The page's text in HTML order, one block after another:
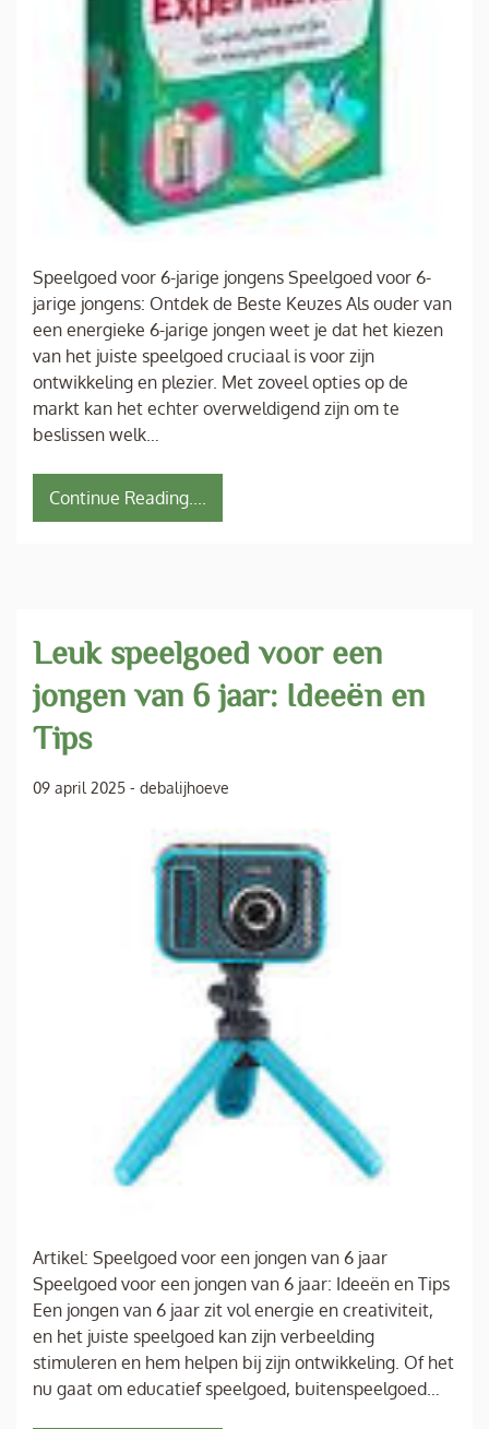
Speelgoed voor 6-jarige jongens Speelgoed voor 6-
jarige jongens: Ontdek de Beste Keuzes Als ouder van
een energieke 6-jarige jongen weet je dat het kiezen
van het juiste speelgoed cruciaal is voor zijn
ontwikkeling en plezier. Met zoveel opties op de
markt kan het echter overweldigend zijn om te
beslissen welk…
Continue Reading....
Leuk speelgoed voor een
jongen van 6 jaar: Ideeën en
Tips
09 april 2025 - debalijhoeve
Artikel: Speelgoed voor een jongen van 6 jaar
Speelgoed voor een jongen van 6 jaar: Ideeën en Tips
Een jongen van 6 jaar zit vol energie en creativiteit,
en het juiste speelgoed kan zijn verbeelding
stimuleren en hem helpen bij zijn ontwikkeling. Of het
nu gaat om educatief speelgoed, buitenspeelgoed…